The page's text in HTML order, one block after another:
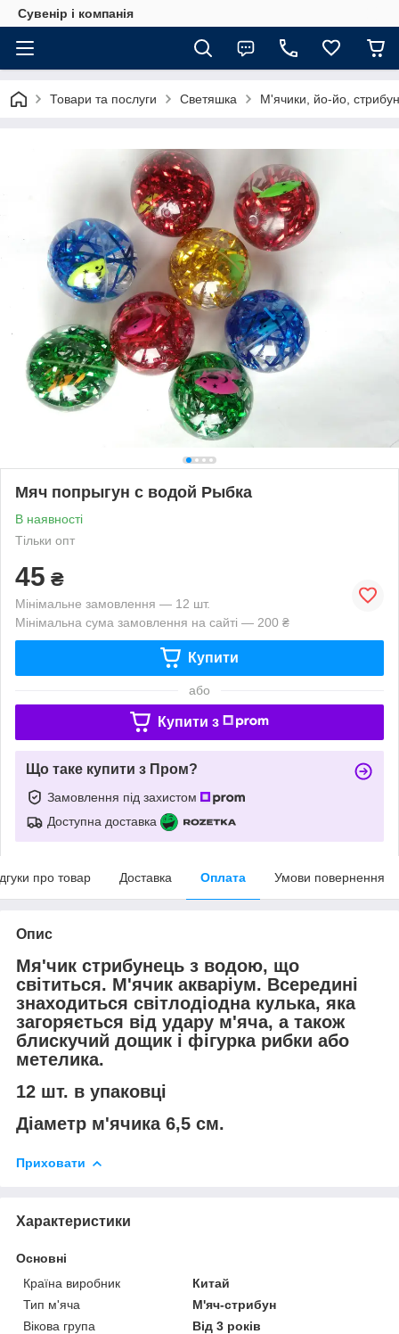
Сувенір і компанія
Товари та послуги Светяшка М'ячики, йо-йо,
Мяч попрыгун с водой Рыбка
В наявності
Тільки опт
45 ₴
Мінімальне замовлення — 12 шт.
Мінімальна сума замовлення на сайті — 200 ₴
Купити
або
Купити з
Що таке купити з Пром?
Замовлення під захистом
Доступна доставка
про товар Доставка Оплата Умови повернення
Опис
Мя'чик стрибунець з водою, що
світиться. М'ячик акваріум. Всередині
знаходиться світлодіодна кулька, яка
загоряється від удару м'яча, а також
блискучий дощик і фігурка рибки або
метелика.
12 шт. в упаковці
Діаметр м'ячика 6,5 см.
Приховати
Характеристики
Основні
Країна виробник
Китай
Тип м'яча
М'яч-стрибун
Вікова група
Від 3 років